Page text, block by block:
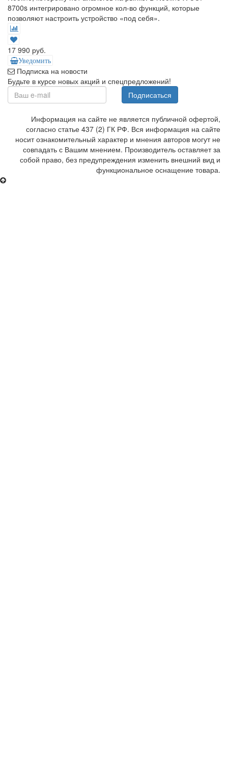
8700s интегрировано огромное кол-во функций, которые
позволяют настроить устройство «под себя».
17 990 руб.
Уведомить
Подписка на новости
Будьте в курсе новых акций и спецпредложений!
Подписаться
Информация на сайте не является публичной офертой,
согласно статье 437 (2) ГК РФ. Вся информация на сайте
носит ознакомительный характер и мнения авторов могут не
совпадать с Вашим мнением. Производитель оставляет за
собой право, без предупреждения изменить внешний вид и
функциональное оснащение товара.